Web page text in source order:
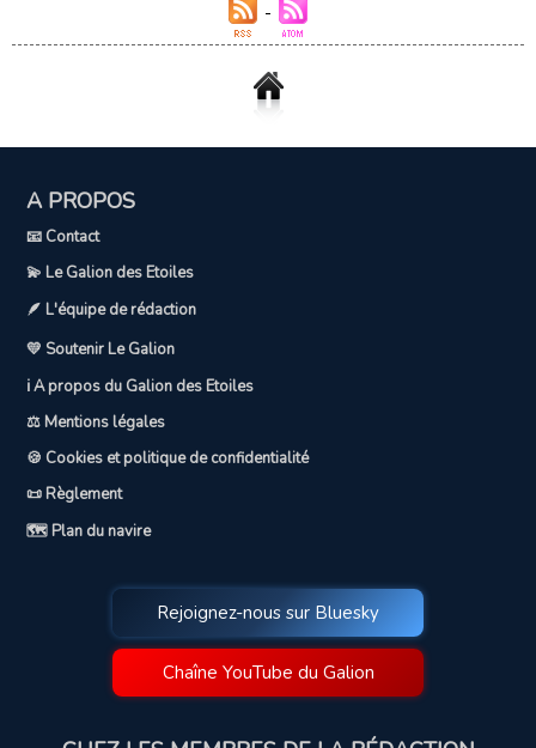
A PROPOS
📧 Contact
💫 Le Galion des Etoiles
🪶 L'équipe de rédaction
💛 Soutenir Le Galion
ℹ️ A propos du Galion des Etoiles
⚖️ Mentions légales
🍪 Cookies et politique de confidentialité
📜 Règlement
🗺️ Plan du navire
Rejoignez-nous sur Bluesky
Chaîne YouTube du Galion